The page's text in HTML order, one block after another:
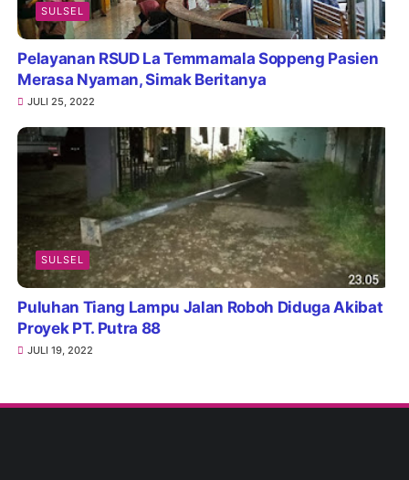
SULSEL
Pelayanan RSUD La Temmamala Soppeng Pasien
Merasa Nyaman, Simak Beritanya
JULI 25, 2022
SULSEL
Puluhan Tiang Lampu Jalan Roboh Diduga Akibat
Proyek PT. Putra 88
JULI 19, 2022